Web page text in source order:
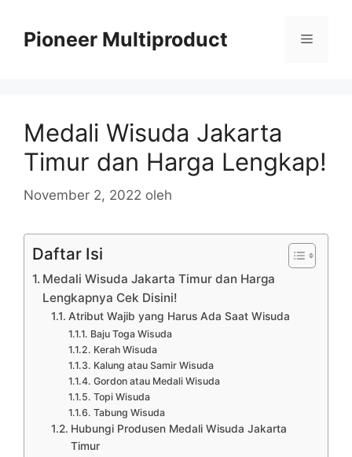
Pioneer Multiproduct Menu
Medali Wisuda Jakarta
Timur dan Harga Lengkap!
November 2, 2022 oleh
Daftar Isi
Medali Wisuda Jakarta Timur dan Harga
Lengkapnya Cek Disini!
Atribut Wajib yang Harus Ada Saat Wisuda
Baju Toga Wisuda
Kerah Wisuda
Kalung atau Samir Wisuda
Gordon atau Medali Wisuda
Topi Wisuda
Tabung Wisuda
Hubungi Produsen Medali Wisuda Jakarta
Timur